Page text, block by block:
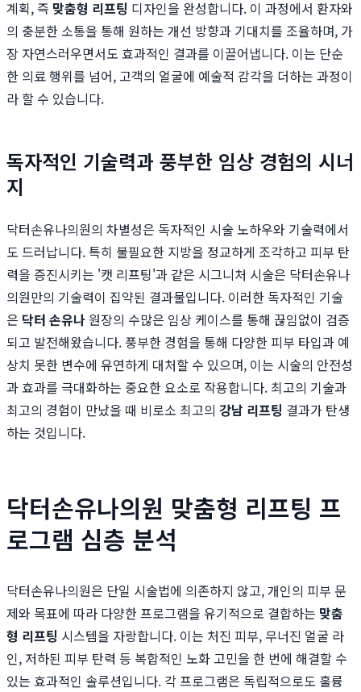
계획, 즉 맞춤형 리프팅 디자인을 완성합니다. 이 과정에서 환자와
의 충분한 소통을 통해 원하는 개선 방향과 기대치를 조율하며, 가
장 자연스러우면서도 효과적인 결과를 이끌어냅니다. 이는 단순
한 의료 행위를 넘어, 고객의 얼굴에 예술적 감각을 더하는 과정이
라 할 수 있습니다.
독자적인 기술력과 풍부한 임상 경험의 시너
지
닥터손유나의원의 차별성은 독자적인 시술 노하우와 기술력에서
도 드러납니다. 특히 불필요한 지방을 정교하게 조각하고 피부 탄
력을 증진시키는 '캣 리프팅'과 같은 시그니처 시술은 닥터손유나
의원만의 기술력이 집약된 결과물입니다. 이러한 독자적인 기술
은 닥터 손유나 원장의 수많은 임상 케이스를 통해 끊임없이 검증
되고 발전해왔습니다. 풍부한 경험을 통해 다양한 피부 타입과 예
상치 못한 변수에 유연하게 대처할 수 있으며, 이는 시술의 안전성
과 효과를 극대화하는 중요한 요소로 작용합니다. 최고의 기술과
최고의 경험이 만났을 때 비로소 최고의 강남 리프팅 결과가 탄생
하는 것입니다.
닥터손유나의원 맞춤형 리프팅 프
로그램 심층 분석
닥터손유나의원은 단일 시술법에 의존하지 않고, 개인의 피부 문
제와 목표에 따라 다양한 프로그램을 유기적으로 결합하는 맞춤
형 리프팅 시스템을 자랑합니다. 이는 처진 피부, 무너진 얼굴 라
인, 저하된 피부 탄력 등 복합적인 노화 고민을 한 번에 해결할 수
있는 효과적인 솔루션입니다. 각 프로그램은 독립적으로도 훌륭